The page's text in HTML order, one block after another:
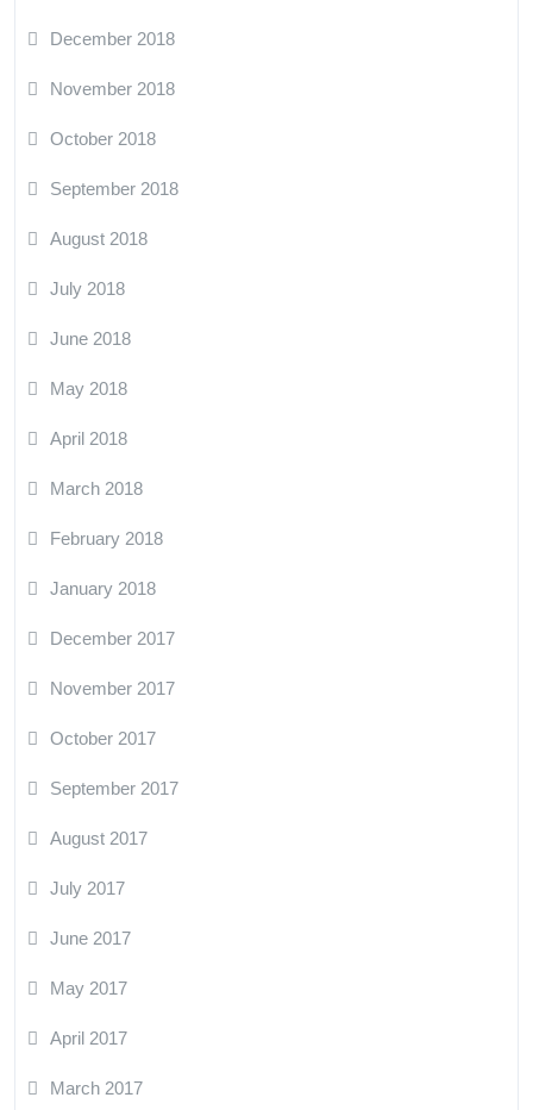
December 2018
November 2018
October 2018
September 2018
August 2018
July 2018
June 2018
May 2018
April 2018
March 2018
February 2018
January 2018
December 2017
November 2017
October 2017
September 2017
August 2017
July 2017
June 2017
May 2017
April 2017
March 2017